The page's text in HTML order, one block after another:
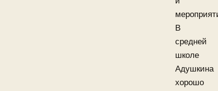
В
средней
школе
Адушкина
хорошо